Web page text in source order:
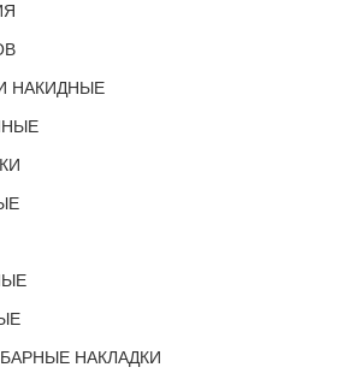
НАКИДНЫЕ
НАКЛАДКИ